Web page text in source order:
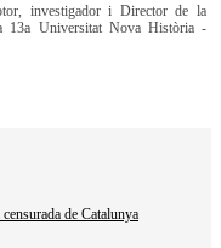
investigador i Director de la
13a Universitat Nova Història -
de Catalunya